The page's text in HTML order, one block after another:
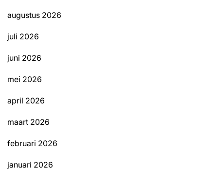
augustus 2026
juli 2026
juni 2026
mei 2026
april 2026
maart 2026
februari 2026
januari 2026